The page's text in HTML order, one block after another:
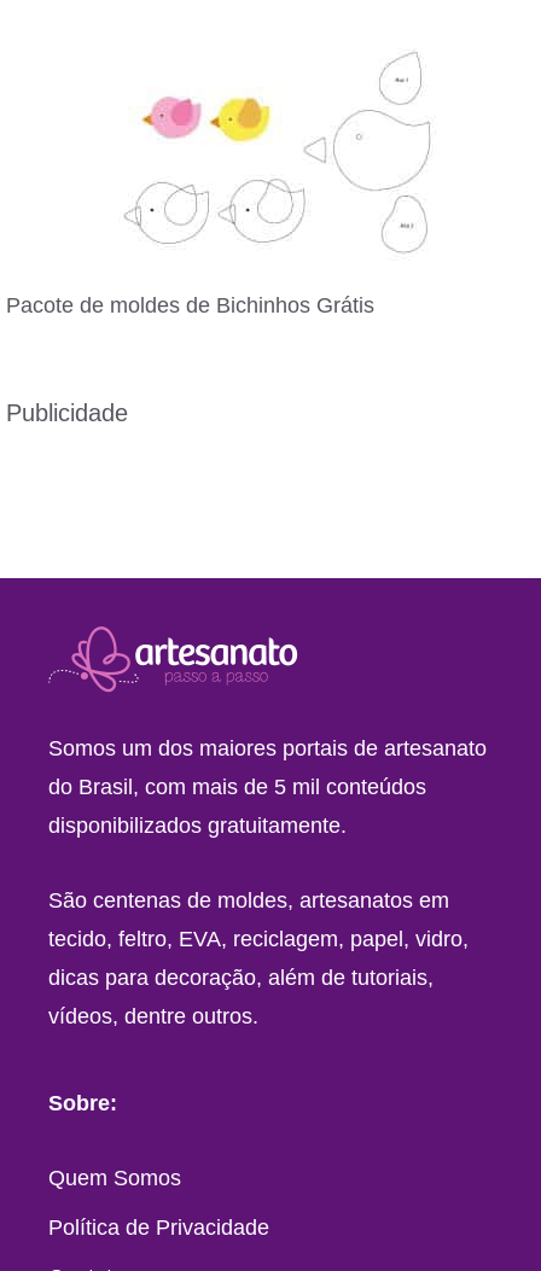
Pacote de moldes de Bichinhos Grátis
Publicidade
Somos um dos maiores portais de artesanato
do Brasil, com mais de 5 mil conteúdos
disponibilizados gratuitamente.
São centenas de moldes, artesanatos em
tecido, feltro, EVA, reciclagem, papel, vidro,
dicas para decoração, além de tutoriais,
vídeos, dentre outros.
Sobre:
Quem Somos
Política de Privacidade